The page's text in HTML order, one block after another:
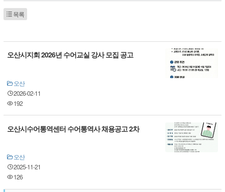
목록
오산시지회 2026년 수어교실 강사 모집 공고
오산
2026-02-11
192
오산시수어통역센터 수어통역사 채용공고 2차
오산
2025-11-21
126